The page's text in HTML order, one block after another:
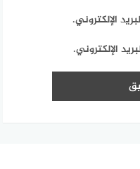
الإلكتروني.
الإلكتروني.